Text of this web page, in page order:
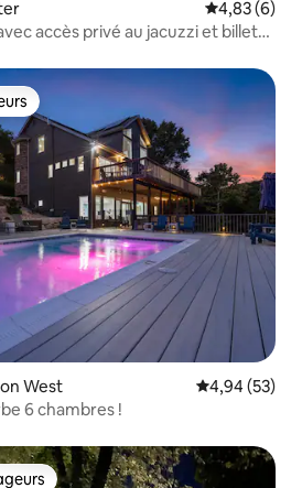
Évaluation
4,83 (6)
accès privé au jacuzzi et billets
West Évaluation
4,94 (53)
6 chambres !